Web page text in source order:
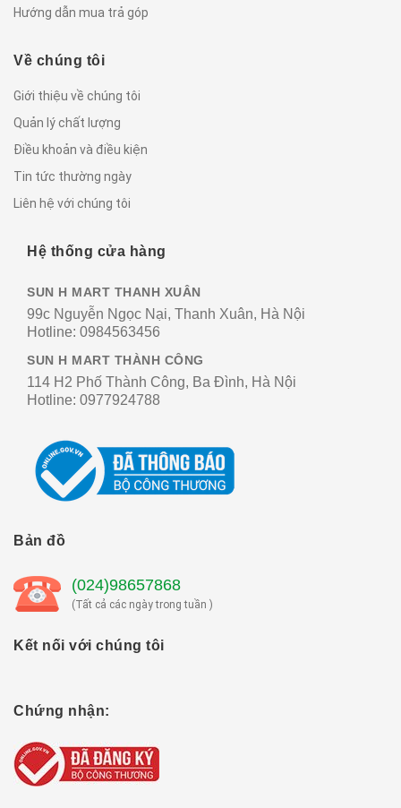
Hướng dẫn mua trả góp
Về chúng tôi
Giới thiệu về chúng tôi
Quản lý chất lượng
Điều khoản và điều kiện
Tin tức thường ngày
Liên hệ với chúng tôi
Hệ thống cửa hàng
SUN H MART THANH XUÂN
99c Nguyễn Ngọc Nại, Thanh Xuân, Hà Nội
Hotline: 0984563456
SUN H MART THÀNH CÔNG
114 H2 Phố Thành Công, Ba Đình, Hà Nội
Hotline: 0977924788
Bản đồ
(024)98657868
(Tất cả các ngày trong tuần )
Kết nối với chúng tôi
Chứng nhận: